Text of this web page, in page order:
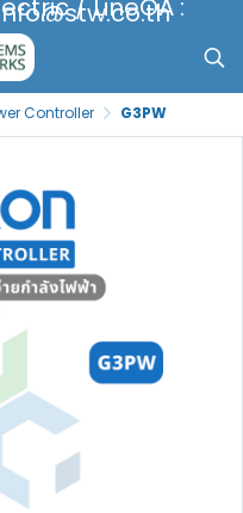
/ LineOA :
Controller G3PW